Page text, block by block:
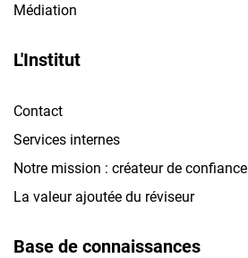
Médiation
L'Institut
Contact
Services internes
Notre mission : créateur de confiance
La valeur ajoutée du réviseur
Base de connaissances